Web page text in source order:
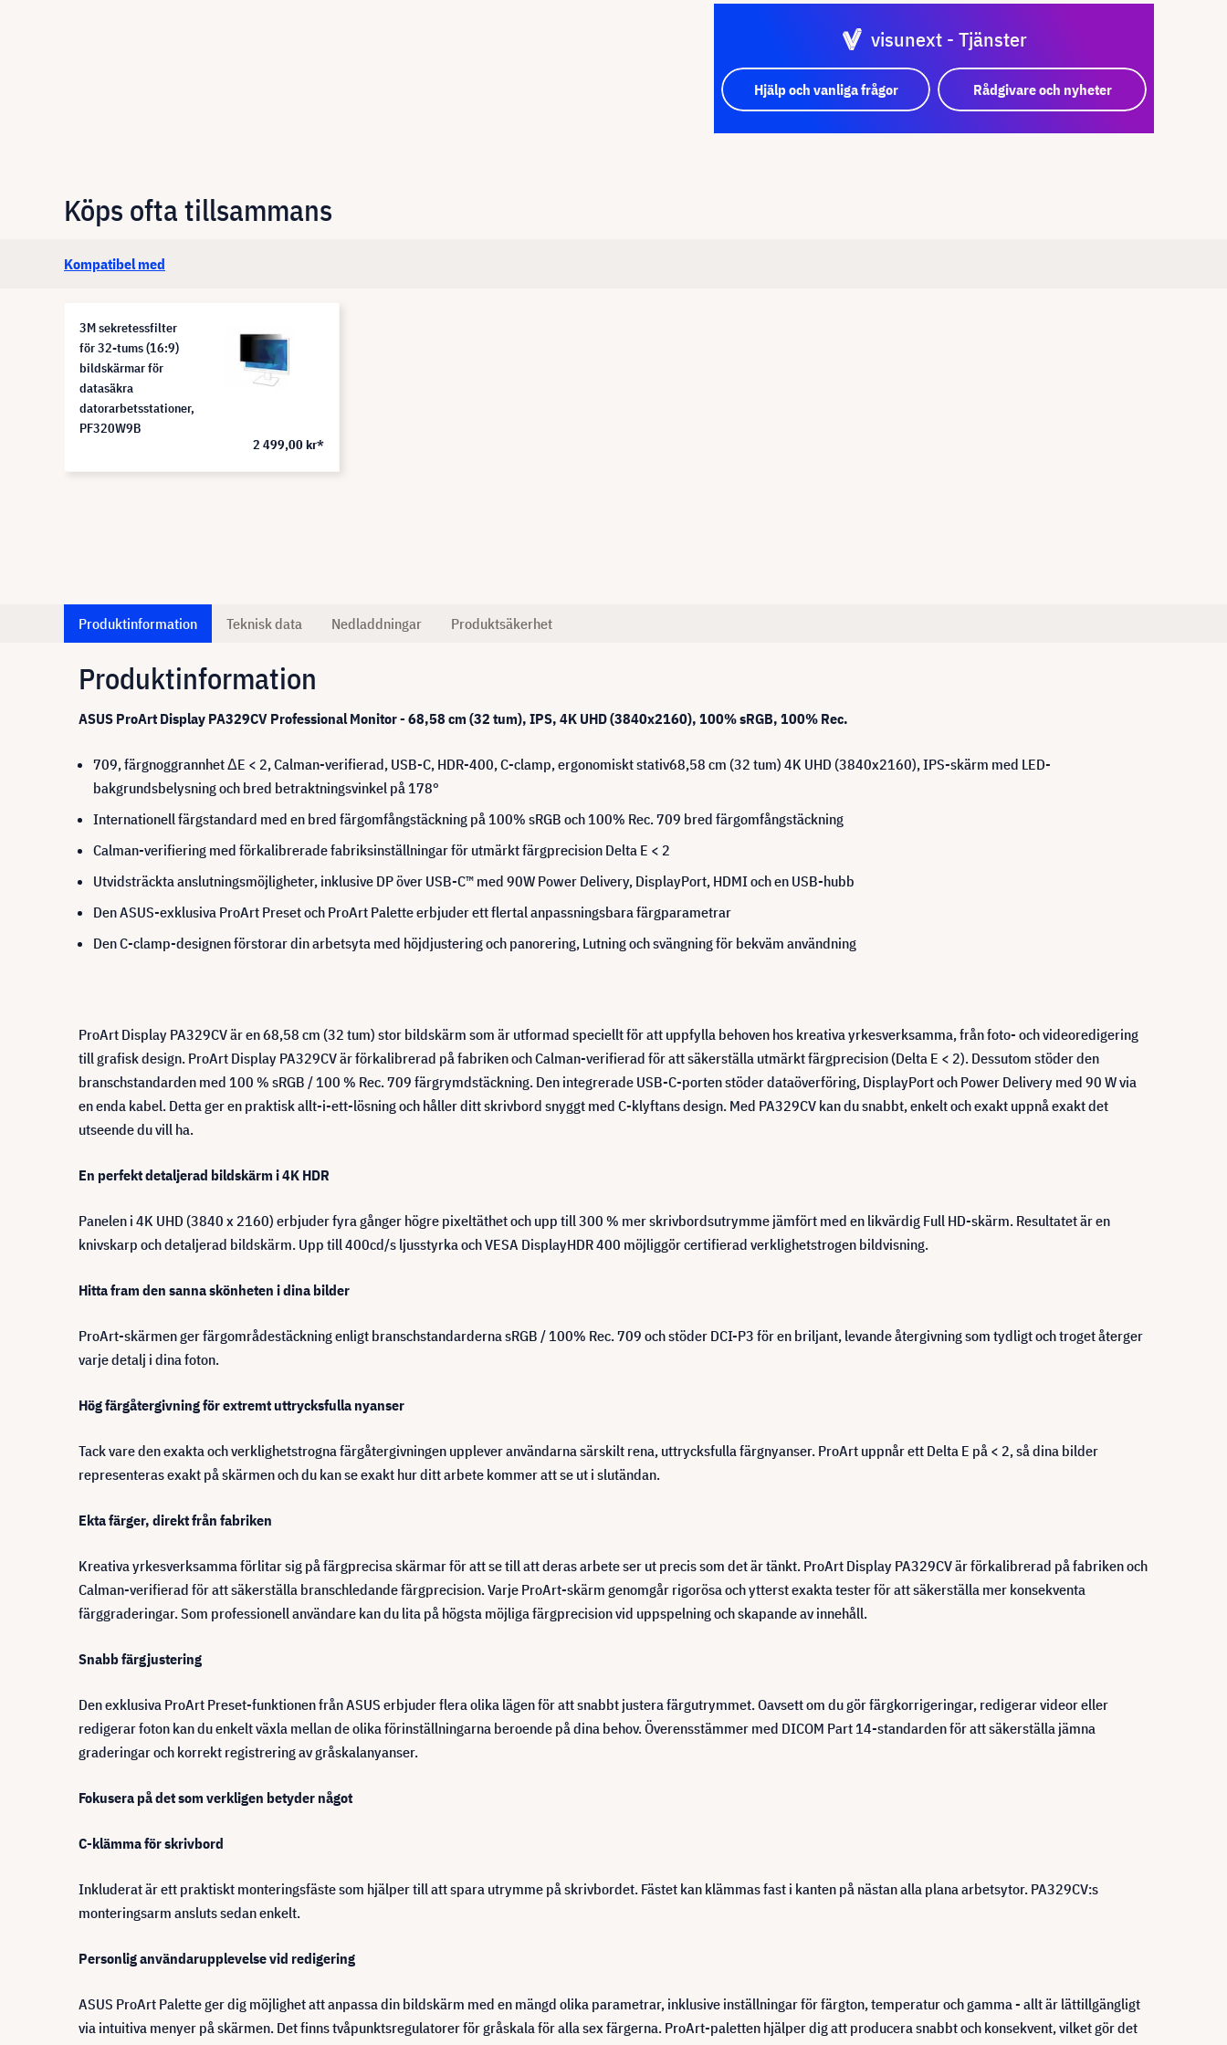
visunext - Tjänster
Hjälp och vanliga frågor Rådgivare och nyheter
Köps ofta tillsammans
Kompatibel med
3M sekretessfilter
för 32-tums (16:9)
bildskärmar för
datasäkra
datorarbetsstationer,
PF320W9B
2 499,00 kr*
Produktinformation Teknisk data Nedladdningar Produktsäkerhet
Produktinformation
ASUS ProArt Display PA329CV Professional Monitor - 68,58 cm (32 tum), IPS, 4K UHD (3840x2160), 100% sRGB, 100% Rec.
709, färgnoggrannhet ΔE < 2, Calman-verifierad, USB-C, HDR-400, C-clamp, ergonomiskt stativ68,58 cm (32 tum) 4K UHD (3840x2160), IPS-skärm med LED-
bakgrundsbelysning och bred betraktningsvinkel på 178°
Internationell färgstandard med en bred färgomfångstäckning på 100% sRGB och 100% Rec. 709 bred färgomfångstäckning
Calman-verifiering med förkalibrerade fabriksinställningar för utmärkt färgprecision Delta E < 2
Utvidsträckta anslutningsmöjligheter, inklusive DP över USB-C™ med 90W Power Delivery, DisplayPort, HDMI och en USB-hubb
Den ASUS-exklusiva ProArt Preset och ProArt Palette erbjuder ett flertal anpassningsbara färgparametrar
Den C-clamp-designen förstorar din arbetsyta med höjdjustering och panorering, Lutning och svängning för bekväm användning
ProArt Display PA329CV är en 68,58 cm (32 tum) stor bildskärm som är utformad speciellt för att uppfylla behoven hos kreativa yrkesverksamma, från foto- och videoredigering
till grafisk design. ProArt Display PA329CV är förkalibrerad på fabriken och Calman-verifierad för att säkerställa utmärkt färgprecision (Delta E < 2). Dessutom stöder den
branschstandarden med 100 % sRGB / 100 % Rec. 709 färgrymdstäckning. Den integrerade USB-C-porten stöder dataöverföring, DisplayPort och Power Delivery med 90 W via
en enda kabel. Detta ger en praktisk allt-i-ett-lösning och håller ditt skrivbord snyggt med C-klyftans design. Med PA329CV kan du snabbt, enkelt och exakt uppnå exakt det
utseende du vill ha.
En perfekt detaljerad bildskärm i 4K HDR
Panelen i 4K UHD (3840 x 2160) erbjuder fyra gånger högre pixeltäthet och upp till 300 % mer skrivbordsutrymme jämfört med en likvärdig Full HD-skärm. Resultatet är en
knivskarp och detaljerad bildskärm. Upp till 400cd/s ljusstyrka och VESA DisplayHDR 400 möjliggör certifierad verklighetstrogen bildvisning.
Hitta fram den sanna skönheten i dina bilder
ProArt-skärmen ger färgområdestäckning enligt branschstandarderna sRGB / 100% Rec. 709 och stöder DCI-P3 för en briljant, levande återgivning som tydligt och troget återger
varje detalj i dina foton.
Hög färgåtergivning för extremt uttrycksfulla nyanser
Tack vare den exakta och verklighetstrogna färgåtergivningen upplever användarna särskilt rena, uttrycksfulla färgnyanser. ProArt uppnår ett Delta E på < 2, så dina bilder
representeras exakt på skärmen och du kan se exakt hur ditt arbete kommer att se ut i slutändan.
Ekta färger, direkt från fabriken
Kreativa yrkesverksamma förlitar sig på färgprecisa skärmar för att se till att deras arbete ser ut precis som det är tänkt. ProArt Display PA329CV är förkalibrerad på fabriken och
Calman-verifierad för att säkerställa branschledande färgprecision. Varje ProArt-skärm genomgår rigorösa och ytterst exakta tester för att säkerställa mer konsekventa
färggraderingar. Som professionell användare kan du lita på högsta möjliga färgprecision vid uppspelning och skapande av innehåll.
Snabb färgjustering
Den exklusiva ProArt Preset-funktionen från ASUS erbjuder flera olika lägen för att snabbt justera färgutrymmet. Oavsett om du gör färgkorrigeringar, redigerar videor eller
redigerar foton kan du enkelt växla mellan de olika förinställningarna beroende på dina behov. Överensstämmer med DICOM Part 14-standarden för att säkerställa jämna
graderingar och korrekt registrering av gråskalanyanser.
Fokusera på det som verkligen betyder något
C-klämma för skrivbord
Inkluderat är ett praktiskt monteringsfäste som hjälper till att spara utrymme på skrivbordet. Fästet kan klämmas fast i kanten på nästan alla plana arbetsytor. PA329CV:s
monteringsarm ansluts sedan enkelt.
Personlig användarupplevelse vid redigering
ASUS ProArt Palette ger dig möjlighet att anpassa din bildskärm med en mängd olika parametrar, inklusive inställningar för färgton, temperatur och gamma - allt är lättillgängligt
via intuitiva menyer på skärmen. Det finns tvåpunktsregulatorer för gråskala för alla sex färgerna. ProArt-paletten hjälper dig att producera snabbt och konsekvent, vilket gör det